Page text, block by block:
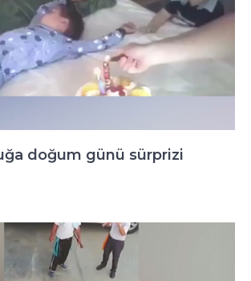
doğum günü sürprizi